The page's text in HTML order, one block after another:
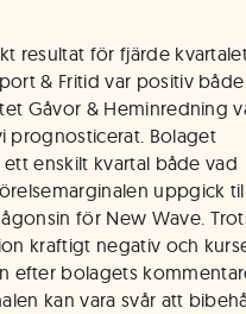
resultat för fjärde
& Fritid var positiv både
Gåvor & Heminredning
prognosticerat. Bolaget
enskilt kvartal både vad
uppgick
för New Wave.
kraftigt negativ och
efter bolagets
kan vara svår att